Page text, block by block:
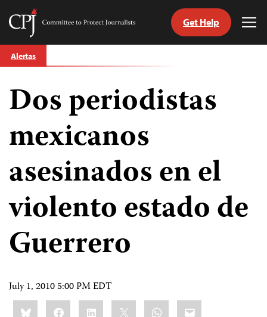
Skip
to
Committee
Journalists
Get Help
Alertas
Dos periodistas
mexicanos
asesinados en el
violento estado de
Guerrero
July 1, 2010 5:00 PM EDT
Share
this:BlueskyFacebookLinkedIn WhatsApp
Email